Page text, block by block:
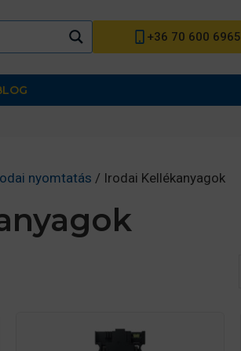
+36 70 600 6965
nyomtatás / Irodai Kellékanyagok